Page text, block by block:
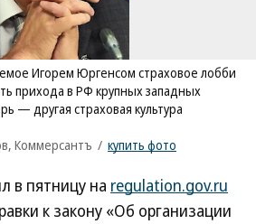
Игорем Юргенсом страховое лобби
прихода в РФ крупных западных
— другая страховая культура
Коммерсантъ / купить фото
в пятницу на regulation.gov.ru
к закону «Об организации